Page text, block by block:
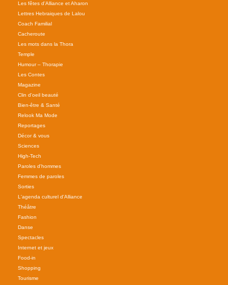
Les fêtes d'Alliance et Aharon
Lettres Hebraiques de Lalou
Coach Familial
Cacheroute
Les mots dans la Thora
Temple
Humour – Thorapie
Les Contes
Magazine
Clin d'oeil beauté
Bien-être & Santé
Relook Ma Mode
Reportages
Décor & vous
Sciences
High-Tech
Paroles d'hommes
Femmes de paroles
Sorties
L'agenda culturel d'Alliance
Théâtre
Fashion
Danse
Spectacles
Internet et jeux
Food-in
Shopping
Tourisme